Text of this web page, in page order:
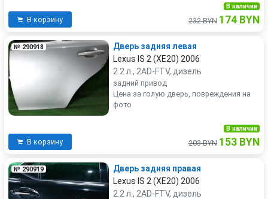
В корзину
В наличии
232 BYN 174 BYN
№ 290918
Дверь задняя левая
Lexus IS 2 (XE20) 2006
2.2 л., 2AD-FTV, дизель
задний привод
Цена за голую дверь, повреждения на
фото
В корзину
В наличии
203 BYN 153 BYN
№ 290919
Дверь задняя правая
Lexus IS 2 (XE20) 2006
2.2 л., 2AD-FTV, дизель